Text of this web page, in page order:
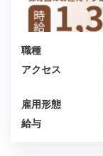
職種
アクセス
雇用形態
給与